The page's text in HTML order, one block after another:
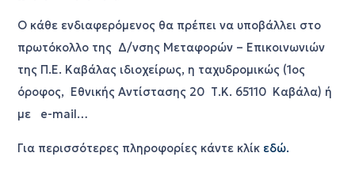
Ο κάθε ενδιαφερόμενος θα πρέπει να υποβάλλει στο
πρωτόκολλο της Δ/νσης Μεταφορών – Επικοινωνιών
της Π.Ε. Καβάλας ιδιοχείρως, η ταχυδρομικώς (1ος
όροφος, Εθνικής Αντίστασης 20 Τ.Κ. 65110 Καβάλα) ή
με e-mail…
Για περισσότερες πληροφορίες κάντε κλίκ εδώ.